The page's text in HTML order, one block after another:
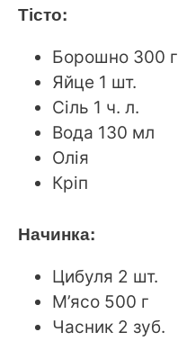
Тісто:
Борошно 300 г
Яйце 1 шт.
Сіль 1 ч. л.
Вода 130 мл
Олія
Кріп
Начинка:
Цибуля 2 шт.
М’ясо 500 г
Часник 2 зуб.